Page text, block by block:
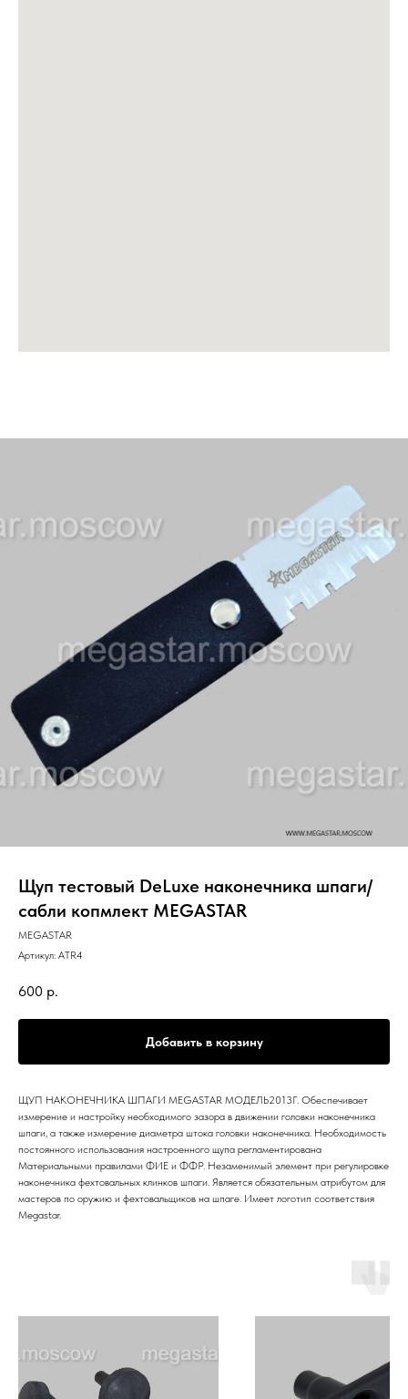
Щуп тестовый DeLuxe наконечника шпаги/
сабли копмлект MEGASTAR
MEGASTAR
Артикул: ATR4
600 р.
Добавить в корзину
ЩУП НАКОНЕЧНИКА ШПАГИ MEGASTAR МОДЕЛЬ2013Г. Обеспечивает
измерение и настройку необходимого зазора в движении головки наконечника
шпаги, а также измерение диаметра штока головки наконечника. Необходимость
постоянного использования настроенного щупа регламентирована
Материальными правилами ФИЕ и ФФР. Незаменимый элемент при регулировке
наконечника фехтовальных клинков шпаги. Является обязательным атрибутом для
мастеров по оружию и фехтовальщиков на шпаге. Имеет логотип соответствия
Megastar.